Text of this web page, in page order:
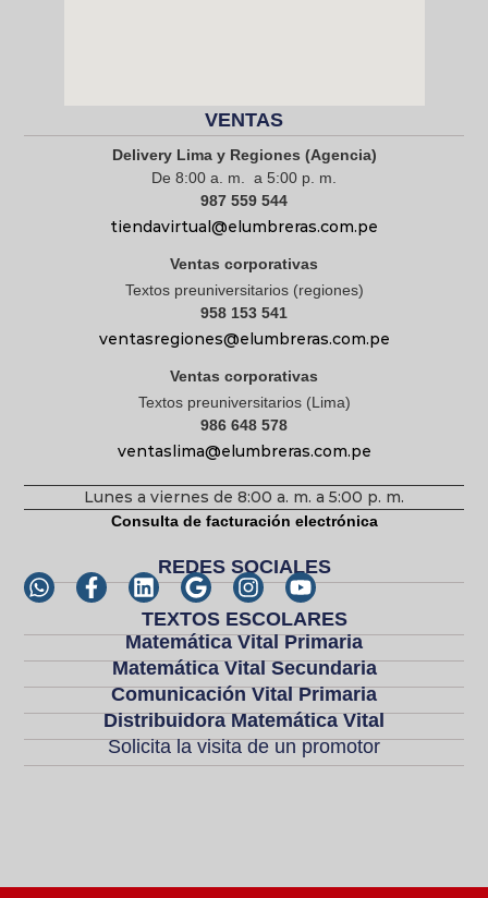
VENTAS
Delivery Lima y Regiones (Agencia)
De 8:00 a. m. a 5:00 p. m.
987 559 544
tiendavirtual@elumbreras.com.pe
Ventas corporativas
Textos preuniversitarios (regiones)
958 153 541
ventasregiones@elumbreras.com.pe
Ventas corporativas
Textos preuniversitarios (Lima)
986 648 578
ventaslima@elumbreras.com.pe
Lunes a viernes de 8:00 a. m. a 5:00 p. m.
Consulta de facturación electrónica
REDES SOCIALES
TEXTOS ESCOLARES
Matemática Vital Primaria
Matemática Vital Secundaria
Comunicación Vital Primaria
Distribuidora Matemática Vital
Solicita la visita de un promotor